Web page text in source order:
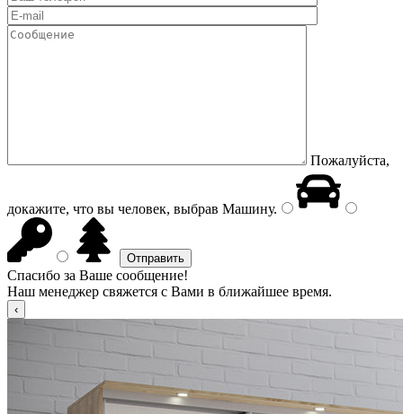
Пожалуйста,
докажите, что вы человек, выбрав Машину.
Спасибо за Ваше сообщение!
Наш менеджер свяжется с Вами в ближайшее время.